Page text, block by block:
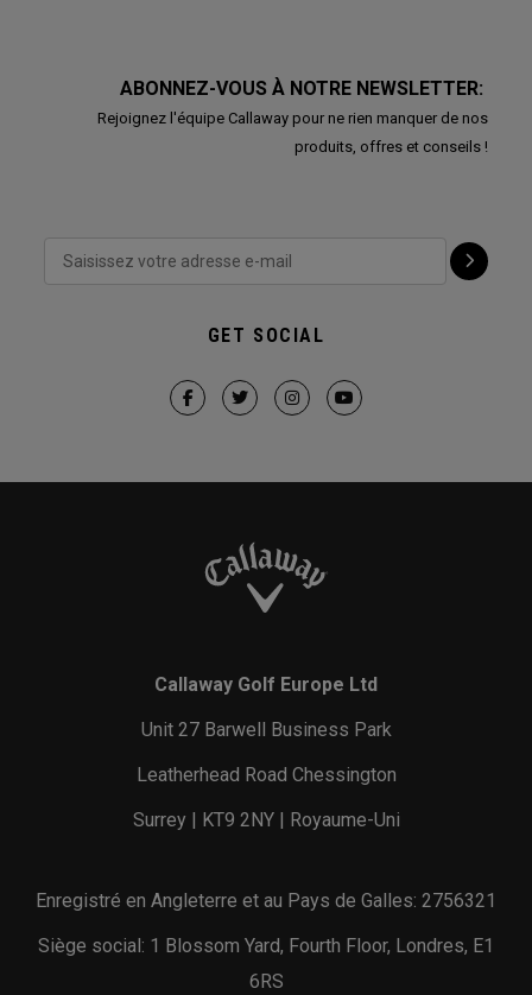
ABONNEZ-VOUS À NOTRE NEWSLETTER:
Rejoignez l'équipe Callaway pour ne rien manquer de nos
produits, offres et conseils !
GET SOCIAL
Callaway Golf Europe Ltd
Unit 27 Barwell Business Park
Leatherhead Road Chessington
Surrey | KT9 2NY | Royaume-Uni
Enregistré en Angleterre et au Pays de Galles: 2756321
Siège social: 1 Blossom Yard, Fourth Floor, Londres, E1
6RS